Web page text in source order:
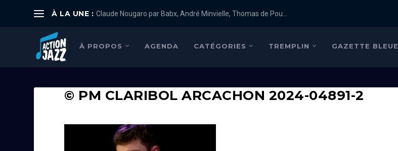
À LA UNE : Claude Nougaro par Babx, André Minvielle, Thomas de Pou...
À PROPOS AGENDA CATÉGORIES TREMPLIN GAZETTE BLEUE
© PM CLARIBOL ARCACHON 2024-04891-2